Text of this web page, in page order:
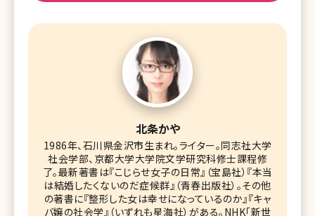
北条かや
1986年、石川県金沢市生まれ。ライター。同志社大学
社会学部、京都大学大学院文学研究科修士課程修
了。最新著書は『こじらせ女子の日常』（宝島社）『本当
は結婚したくないのだ症候群』（青春出版社）。その他
の著書に『整形した女は幸せになっているのか』『キャ
バ嬢の社会学』（いずれも星海社）がある。NHK「新世